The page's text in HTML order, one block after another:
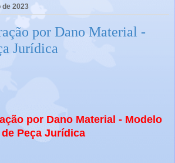
de 2023
por Dano Material -
Jurídica
por Dano Material - Modelo
de Peça Jurídica